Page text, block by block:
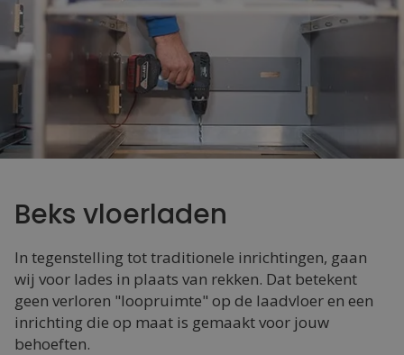
Beks vloerladen
In tegenstelling tot traditionele inrichtingen, gaan
wij voor lades in plaats van rekken. Dat betekent
geen verloren "loopruimte" op de laadvloer en een
inrichting die op maat is gemaakt voor jouw
behoeften.